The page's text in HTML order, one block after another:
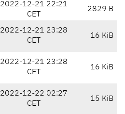
2022-12-21 22:21
CET
2829 B
2022-12-21 23:28
CET
16 KiB
2022-12-21 23:28
CET
16 KiB
2022-12-22 02:27
CET
15 KiB